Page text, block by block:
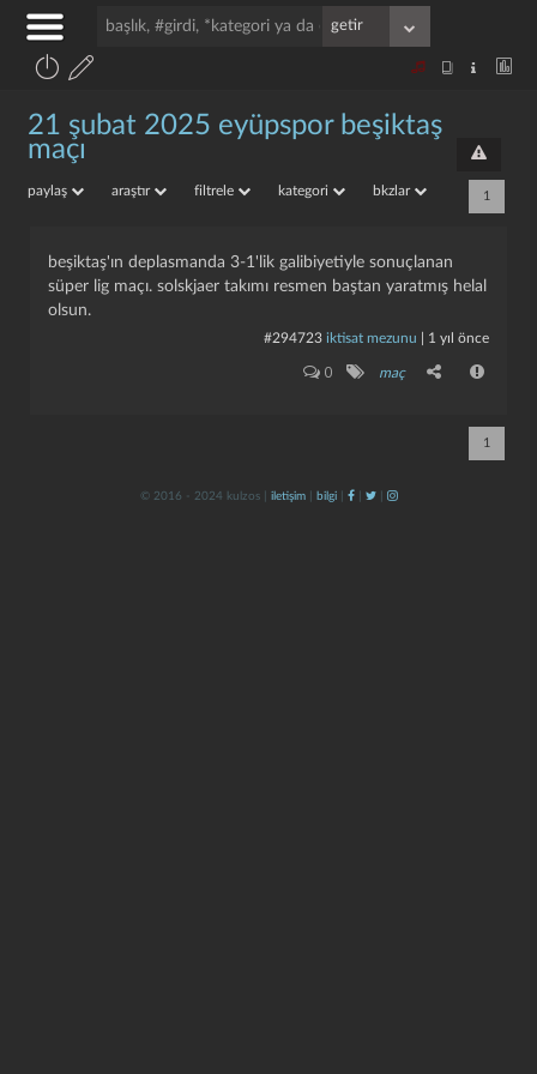
21 şubat 2025 eyüpspor beşiktaş
maçı
paylaş araştır filtrele kategori bkzlar 1
beşiktaş'ın deplasmanda 3-1'lik galibiyetiyle sonuçlanan
süper lig maçı. solskjaer takımı resmen baştan yaratmış helal
olsun.
#294723 iktisat mezunu 1 yıl önce
0 maç
1
© 2016 - 2024 kulzos | iletişim| bilgi| | |